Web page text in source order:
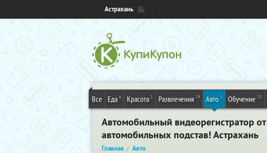
Астрахань
Все Еда 6 Красота 1 Развлечения 24 Авто 1 Обучение 31
Автомобильный видеорегистратор от
автомобильных подстав! Астрахань
Главная Авто